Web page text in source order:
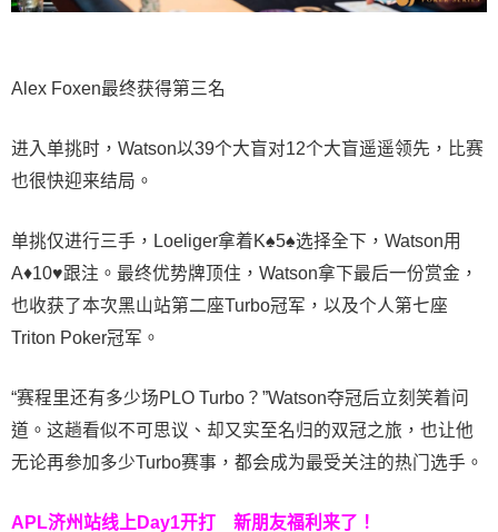
Alex Foxen最终获得第三名
进入单挑时，Watson以39个大盲对12个大盲遥遥领先，比赛
也很快迎来结局。
单挑仅进行三手，Loeliger拿着K♠5♠选择全下，Watson用
A♦10♥跟注。最终优势牌顶住，Watson拿下最后一份赏金，
也收获了本次黑山站第二座Turbo冠军，以及个人第七座
Triton Poker冠军。
“赛程里还有多少场PLO Turbo？”Watson夺冠后立刻笑着问
道。这趟看似不可思议、却又实至名归的双冠之旅，也让他
无论再参加多少Turbo赛事，都会成为最受关注的热门选手。
APL济州站线上Day1开打 新朋友福利来了！